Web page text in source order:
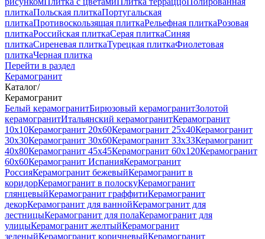
плиткаПольская плиткаПортугальская
плиткаПротивоскользящая плиткаРельефная плиткаРозовая
плиткаРоссийская плиткаСерая плиткаСиняя
плиткаСиреневая плиткаТурецкая плиткаФиолетовая
плиткаЧерная плитка
Перейти в раздел
Керамогранит
Каталог/
Керамогранит
Белый керамогранитБирюзовый керамогранитЗолотой
керамогранитИтальянский керамогранитКерамогранит
10x10Керамогранит 20x60Керамогранит 25x40Керамогранит
30x30Керамогранит 30x60Керамогранит 33x33Керамогранит
40x80Керамогранит 45x45Керамогранит 60x120Керамогранит
60x60Керамогранит ИспанияКерамогранит
РоссияКерамогранит бежевыйКерамогранит в
коридорКерамогранит в полоскуКерамогранит
глянцевыйКерамогранит граффитиКерамогранит
декорКерамогранит для ваннойКерамогранит для
лестницыКерамогранит для полаКерамогранит для
улицыКерамогранит желтыйКерамогранит
зеленыйКерамогранит коричневыйКерамогранит